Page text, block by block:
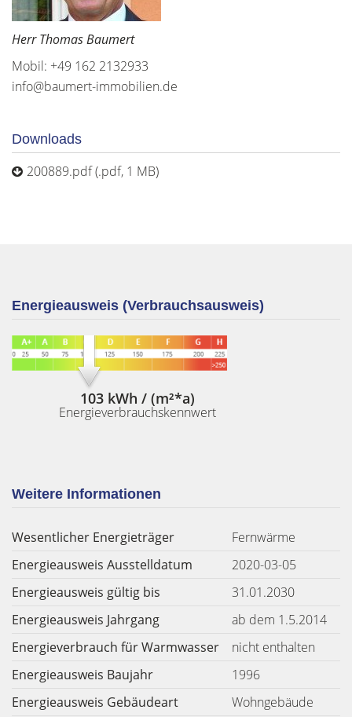
Herr Thomas Baumert
Mobil: +49 162 2132933
info@baumert-immobilien.de
Downloads
200889.pdf (.pdf, 1 MB)
Energieausweis (Verbrauchsausweis)
103 kWh / (m²*a)
Energieverbrauchskennwert
Weitere Informationen
Wesentlicher Energieträger
Fernwärme
Energieausweis Ausstelldatum
2020-03-05
Energieausweis gültig bis
31.01.2030
Energieausweis Jahrgang
ab dem 1.5.2014
Energieverbrauch für Warmwasser
nicht enthalten
Energieausweis Baujahr
1996
Energieausweis Gebäudeart
Wohngebäude